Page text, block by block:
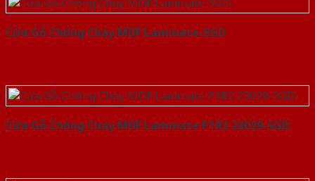
Cửa Gỗ Chống Cháy MDF Laminate-SGD
Cửa Gỗ Chống Cháy MDF Laminate P1R2 23029-SGD